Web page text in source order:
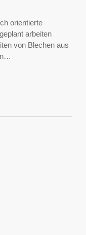
orientierte
arbeiten
von Blechen aus